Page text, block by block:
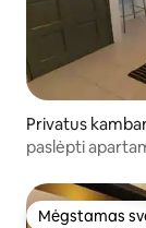
Privatus
n
paslėpti
Mėgstamas